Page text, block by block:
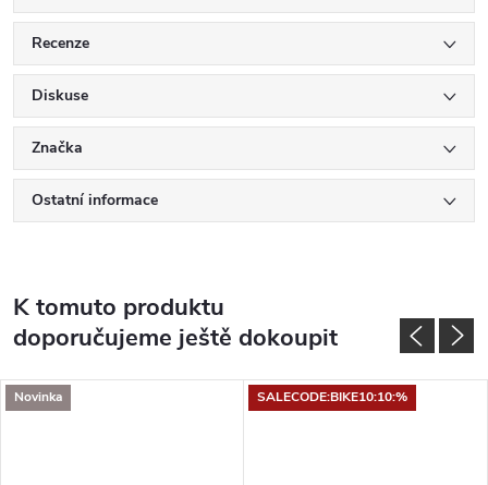
Recenze
Diskuse
Značka
Ostatní informace
K tomuto produktu
doporučujeme ještě dokoupit
Novinka SALECODE:BIKE10:10:%